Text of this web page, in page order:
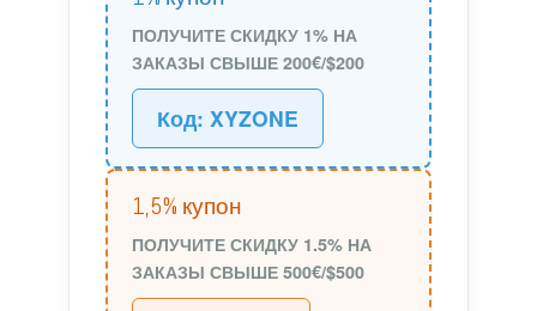
ПОЛУЧИТЕ СКИДКУ 1% НА
ЗАКАЗЫ СВЫШЕ 200€/$200
Код: XYZONE
1,5% купон
ПОЛУЧИТЕ СКИДКУ 1.5% НА
ЗАКАЗЫ СВЫШЕ 500€/$500